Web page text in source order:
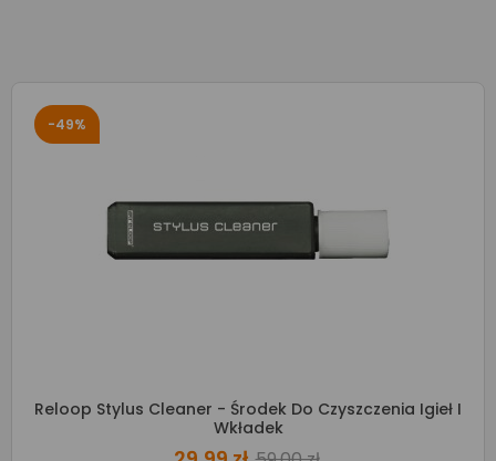
-49%
Reloop Stylus Cleaner - Środek Do Czyszczenia Igieł I
Wkładek